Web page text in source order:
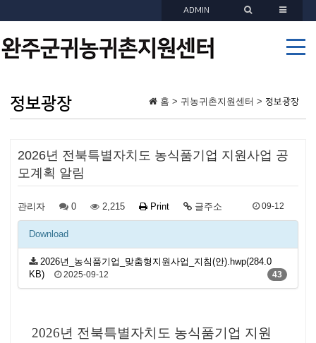
ADMIN
정보광장 홈 > 귀농귀촌지원센터 > 정보광장
2026년 전북특별자치도 농식품기업 지원사업 공
모계획 알림
관리자 0 2,215 Print 글주소 09-12
Download
2026년_농식품기업_맞춤형지원사업_지침(안).hwp(284.0
KB)
2025-09-12 43
2026년 전북특별자치도 농식품기업 지원